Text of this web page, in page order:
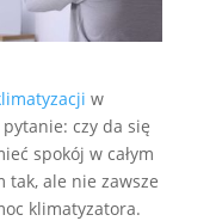
w
czy da się
spokój w całym
tak, ale nie zawsze
klimatyzatora.